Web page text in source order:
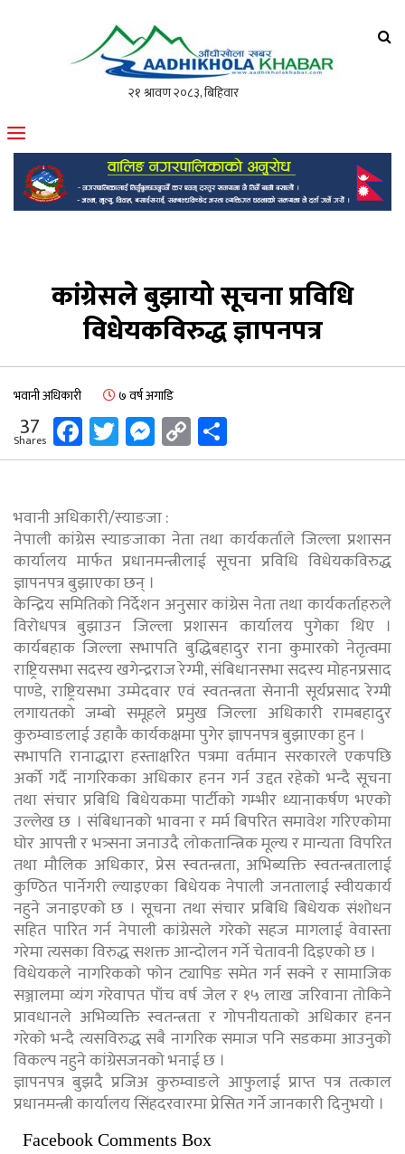
मोफसलकै लोकप्रिय अनलाइन पत्रिका
कांग्रेसले बुझायो सूचना प्रविधि
विधेयकविरुद्ध ज्ञापनपत्र
भवानी अधिकारी ७ वर्ष अगाडि
37
Shares Facebook
Twitter
Messenger
Copy
Link
भवानी अधिकारी/स्याङजा :
नेपाली कांग्रेस स्याङजाका नेता तथा कार्यकर्ताले जिल्ला प्रशासन
कार्यालय मार्फत प्रधानमन्त्रीलाई सूचना प्रविधि विधेयकविरुद्ध
ज्ञापनपत्र बुझाएका छन् ।
केन्द्रिय समितिको निर्देशन अनुसार कांग्रेस नेता तथा कार्यकर्ताहरुले
विरोधपत्र बुझाउन जिल्ला प्रशासन कार्यालय पुगेका थिए ।
कार्यबहाक जिल्ला सभापति बुद्धिबहादुर राना कुमारको नेतृत्वमा
राष्ट्रियसभा सदस्य खगेन्द्रराज रेग्मी, संबिधानसभा सदस्य मोहनप्रसाद
पाण्डे, राष्ट्रियसभा उम्मेदवार एवं स्वतन्त्रता सेनानी सूर्यप्रसाद रेग्मी
लगायतको जम्बो समूहले प्रमुख जिल्ला अधिकारी रामबहादुर
कुरुम्वाङलाई उहाकै कार्यकक्षमा पुगेर ज्ञापनपत्र बुझाएका हुन ।
सभापति रानाद्धारा हस्ताक्षरित पत्रमा वर्तमान सरकारले एकपछि
अर्को गर्दै नागरिकका अधिकार हनन गर्न उद्दत रहेको भन्दै सूचना
तथा संचार प्रबिधि बिधेयकमा पार्टीको गम्भीर ध्यानाकर्षण भएको
उल्लेख छ । संबिधानको भावना र मर्म बिपरित समावेश गरिएकोमा
घोर आपत्ती र भत्र्सना जनाउदै लोकतान्त्रिक मूल्य र मान्यता विपरित
तथा मौलिक अधिकार, प्रेस स्वतन्त्रता, अभिब्यक्ति स्वतन्त्रतालाई
कुण्ठित पार्नेगरी ल्याइएका बिधेयक नेपाली जनतालाई स्वीयकार्य
नहुने जनाइएको छ । सूचना तथा संचार प्रबिधि बिधेयक संशोधन
सहित पारित गर्न नेपाली कांग्रेसले गरेको सहज मागलाई वेवास्ता
गरेमा त्यसका विरुद्ध सशक्त आन्दोलन गर्ने चेतावनी दिइएको छ ।
विधेयकले नागरिकको फोन ट्यापिङ समेत गर्न सक्ने र सामाजिक
सञ्जालमा व्यंग गरेवापत पाँच वर्ष जेल र १५ लाख जरिवाना तोकिने
प्रावधानले अभिव्यक्ति स्वतन्त्रता र गोपनीयताको अधिकार हनन
गरेको भन्दै त्यसविरुद्ध सबै नागरिक समाज पनि सडकमा आउनुको
विकल्प नहुने कांग्रेसजनको भनाई छ ।
ज्ञापनपत्र बुझदै प्रजिअ कुरुम्वाङले आफुलाई प्राप्त पत्र तत्काल
प्रधानमन्त्री कार्यालय सिंहदरवारमा प्रेसित गर्ने जानकारी दिनुभयो ।
Facebook Comments Box